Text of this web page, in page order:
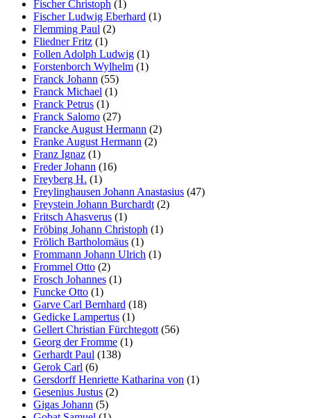
Fischer Christoph (1)
Fischer Ludwig Eberhard (1)
Flemming Paul (2)
Fliedner Fritz (1)
Follen Adolph Ludwig (1)
Forstenborch Wylhelm (1)
Franck Johann (55)
Franck Michael (1)
Franck Petrus (1)
Franck Salomo (27)
Francke August Hermann (2)
Franke August Hermann (2)
Franz Ignaz (1)
Freder Johann (16)
Freyberg H. (1)
Freylinghausen Johann Anastasius (47)
Freystein Johann Burchardt (2)
Fritsch Ahasverus (1)
Fröbing Johann Christoph (1)
Frölich Bartholomäus (1)
Frommann Johann Ulrich (1)
Frommel Otto (2)
Frosch Johannes (1)
Funcke Otto (1)
Garve Carl Bernhard (18)
Gedicke Lampertus (1)
Gellert Christian Fürchtegott (56)
Georg der Fromme (1)
Gerhardt Paul (138)
Gerok Carl (6)
Gersdorff Henriette Katharina von (1)
Gesenius Justus (2)
Gigas Johann (5)